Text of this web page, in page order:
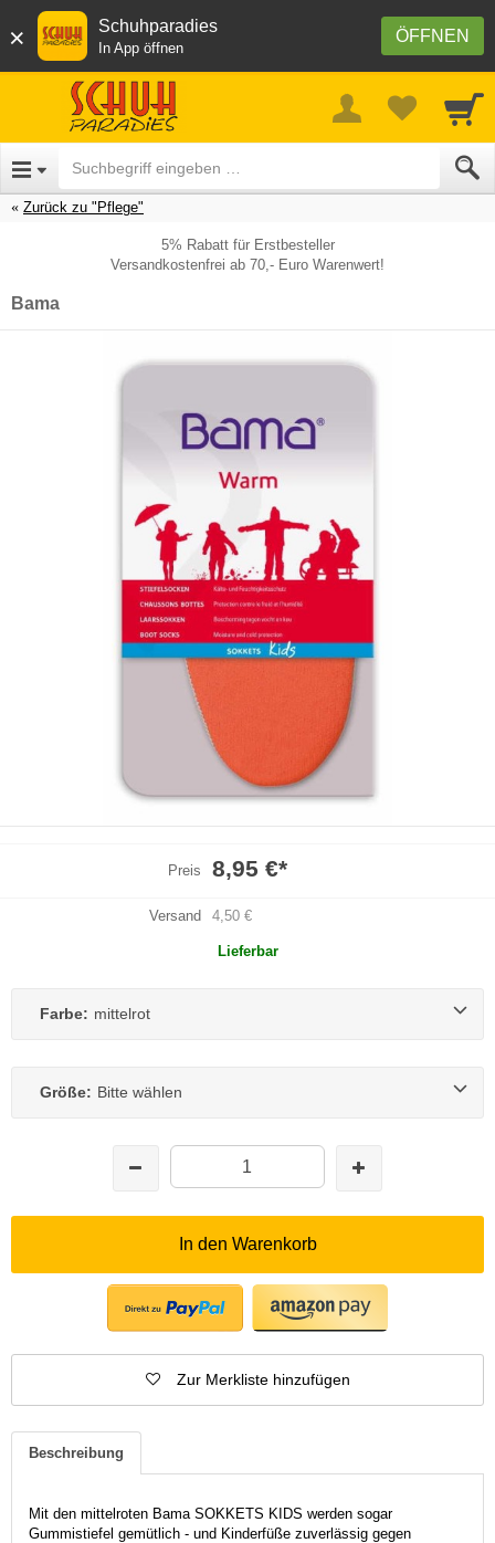
× ÖFFNEN
Schuhparadies
In App öffnen
Zurück zu "Pflege"
5% Rabatt für Erstbesteller
Versandkostenfrei ab 70,- Euro Warenwert!
Bama
Preis 8,95 €*
Versand 4,50 €
Lieferbar
Farbe: mittelrot
Größe: Bitte wählen
In den Warenkorb
Zur Merkliste hinzufügen
Beschreibung
Mit den mittelroten Bama SOKKETS KIDS werden sogar
Gummistiefel gemütlich - und Kinderfüße zuverlässig gegen